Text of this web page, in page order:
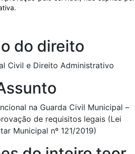
do direito
Civil e Direito Administrativo
na Guarda Civil Municipal –
de requisitos legais (Lei
Municipal nº 121/2019)